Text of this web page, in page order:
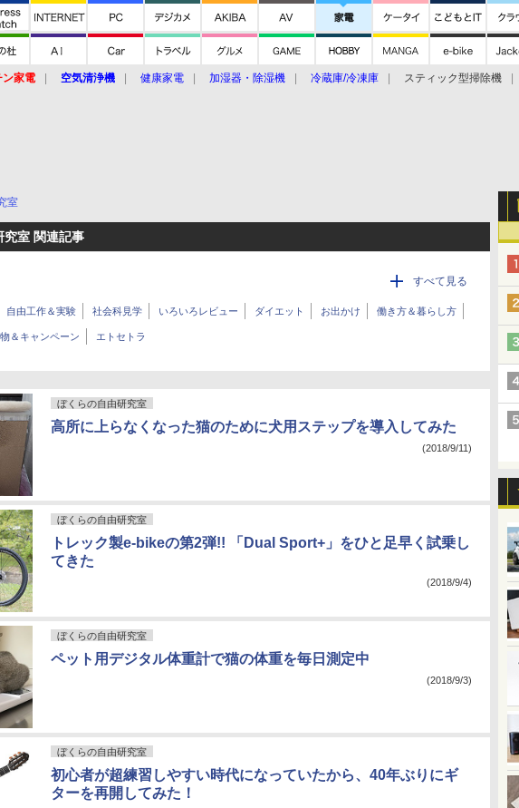
ン家電 空気清浄機 健康家電 加湿器・除湿機 冷蔵庫/冷凍庫 スティック型掃除機
室
究室 関連記事
すべて見る
自由工作＆実験 社会科見学 いろいろレビュー ダイエット お出かけ 働き方＆暮らし方
＆キャンペーン エトセトラ
ぼくらの自由研究室
高所に上らなくなった猫のために犬用ステップを導入してみた
(2018/9/11)
ぼくらの自由研究室
トレック製e-bikeの第2弾!! 「Dual Sport+」をひと足早く試乗し
てきた
(2018/9/4)
ぼくらの自由研究室
ペット用デジタル体重計で猫の体重を毎日測定中
(2018/9/3)
ぼくらの自由研究室
初心者が超練習しやすい時代になっていたから、40年ぶりにギ
ターを再開してみた！